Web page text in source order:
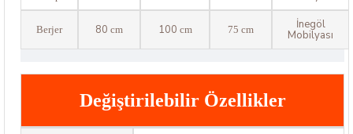
Berjer 80 cm 100 cm 75 cm İnegöl
Mobilyası
Değiştirilebilir Özellikler